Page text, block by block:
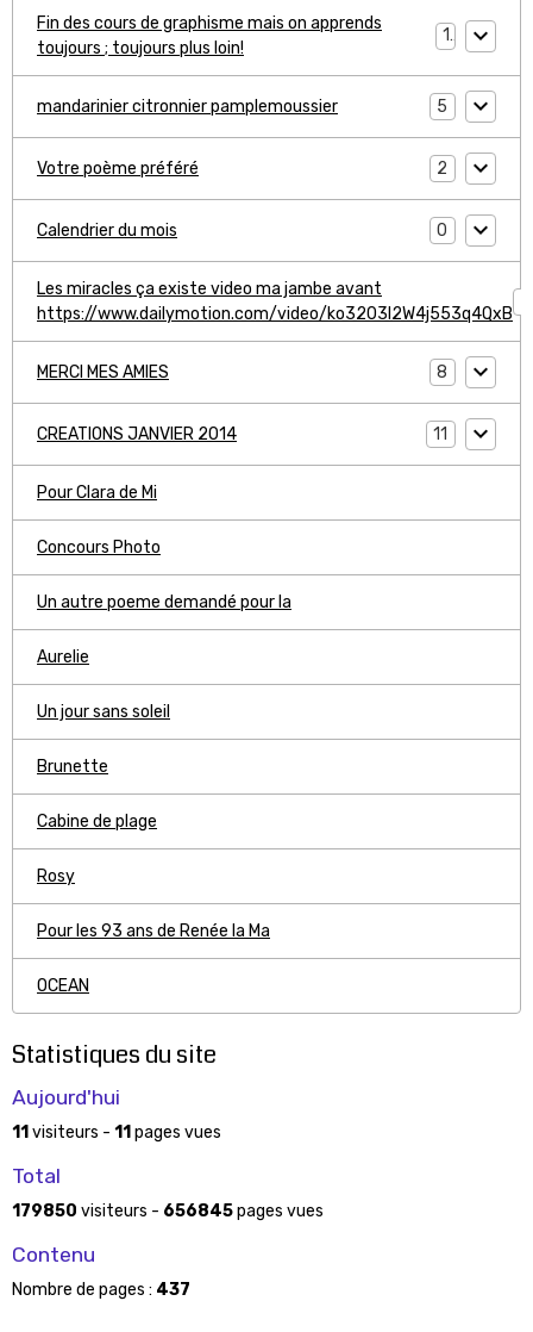
Fin des cours de graphisme mais on apprends
toujours ; toujours plus loin!
1
mandarinier citronnier pamplemoussier 5
Votre poème préféré 2
Calendrier du mois 0
Les miracles ça existe video ma jambe avant
https://www.dailymotion.com/video/ko3203l2W4j553q4QxB
MERCI MES AMIES 8
CREATIONS JANVIER 2014 11
Pour Clara de Mi
Concours Photo
Un autre poeme demandé pour la
Aurelie
Un jour sans soleil
Brunette
Cabine de plage
Rosy
Pour les 93 ans de Renée la Ma
OCEAN
Statistiques du site
Aujourd'hui
11 visiteurs - 11 pages vues
Total
179850 visiteurs - 656845pages vues
Contenu
Nombre de pages : 437